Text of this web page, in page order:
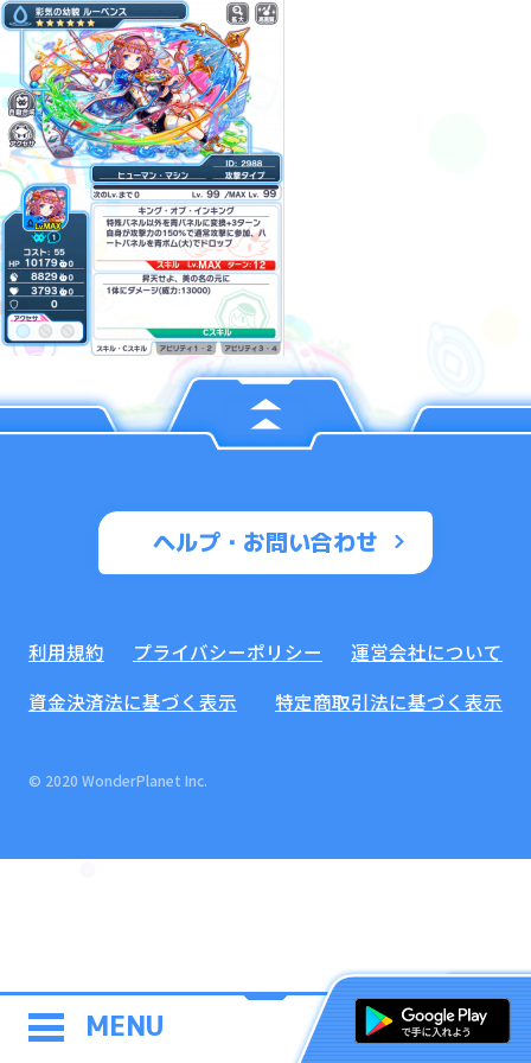
MENU
ヘルプ・お問い合わせ
利用規約 プライバシーポリシー
運営会社について
資金決済法に基づく表示
特定商取引法に基づく表示
© 2020 WonderPlanet Inc.